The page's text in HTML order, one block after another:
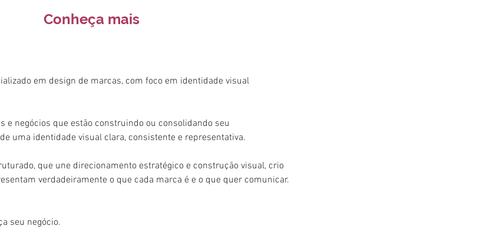
Conheça mais
em design de marcas, com foco em identidade visual
e negócios que estão construindo ou consolidando seu
uma identidade visual clara, consistente e representativa.
que une direcionamento estratégico e construção visual, crio
verdadeiramente o que cada marca é e o que quer comunicar.
seu negócio.